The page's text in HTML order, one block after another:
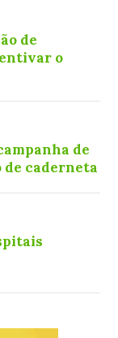
de
o
de
caderneta